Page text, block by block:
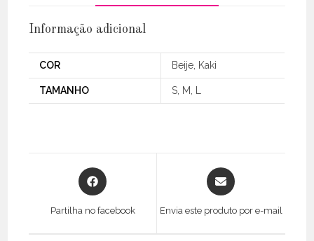
Informação adicional
COR Beije, Kaki
TAMANHO S, M, L
Opens
in
Partilha no facebook
Opens
in
Envia este produto por e-mail